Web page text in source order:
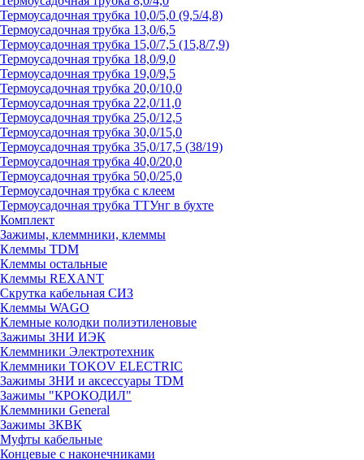
Термоусадочная трубка 10,0/5,0 (9,5/4,8)
Термоусадочная трубка 13,0/6,5
Термоусадочная трубка 15,0/7,5 (15,8/7,9)
Термоусадочная трубка 18,0/9,0
Термоусадочная трубка 19,0/9,5
Термоусадочная трубка 20,0/10,0
Термоусадочная трубка 22,0/11,0
Термоусадочная трубка 25,0/12,5
Термоусадочная трубка 30,0/15,0
Термоусадочная трубка 35,0/17,5 (38/19)
Термоусадочная трубка 40,0/20,0
Термоусадочная трубка 50,0/25,0
Термоусадочная трубка с клеем
Термоусадочная трубка ТТУнг в бухте
Комплект
Зажимы, клеммники, клеммы
Клеммы TDM
Клеммы остальные
Клеммы REXANT
Скрутка кабельная СИЗ
Клеммы WAGO
Клемные колодки полиэтиленовые
Зажимы ЗНИ ИЭК
Клеммники Электротехник
Клеммники TOKOV ELECTRIC
Зажимы ЗНИ и аксессуары TDM
Зажимы "КРОКОДИЛ"
Клеммники General
Зажимы 3КВК
Муфты кабельные
Концевые с наконечниками